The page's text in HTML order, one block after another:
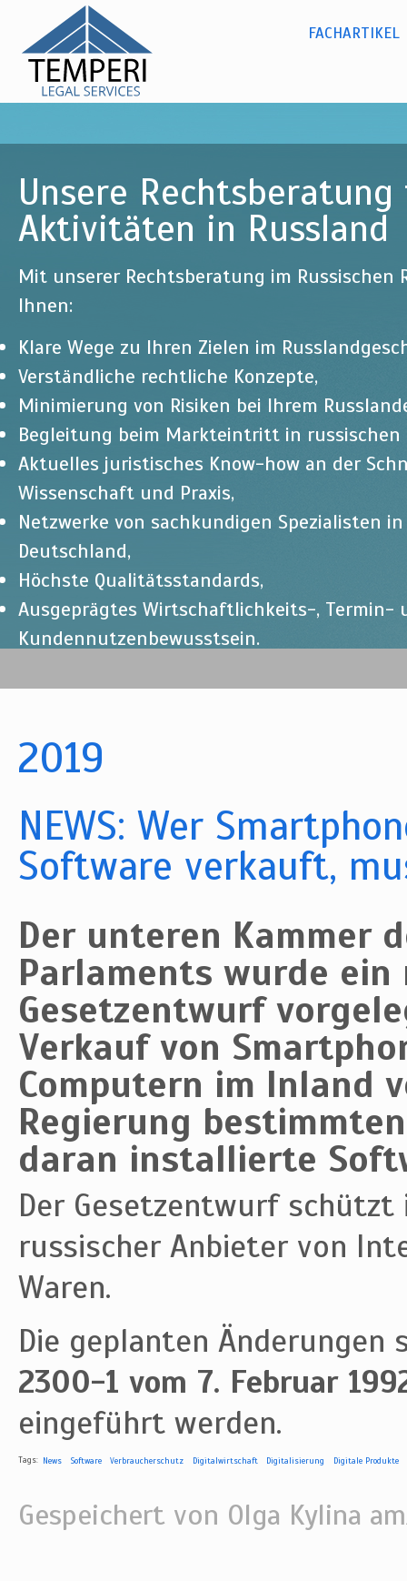
Dr. Olga
Kylina -
temperi
legal
services
Russisches Recht
HauptmenüFACHARTIKEL
Unsere
Aktivitäten in Russland
Mit unserer Rechtsberatung im Russischen
Ihnen:
Klare Wege zu Ihren Zielen im
Verständliche rechtliche Konzepte,
Minimierung von Risiken bei Ihrem
Begleitung beim Markteintritt in russischen
Aktuelles juristisches Know-how an der
Wissenschaft und Praxis,
Netzwerke von sachkundigen Spezialisten
Deutschland,
Höchste Qualitätsstandards,
Ausgeprägtes Wirtschaftlichkeits-, Termin-
Kundennutzenbewusstsein.
2019
NEWS: Wer
Software verkauft,
Der unteren Kammer
Parlaments wurde ein
Gesetzentwurf
Verkauf von
Computern im Inland
Regierung
daran installierte
Der Gesetzentwurf
russischer Anbieter von
Waren.
Die geplanten Änderungen
2300-1 vom 7. Februar
eingeführt werden.
Tags: News Software Verbraucherschutz Digitalwirtschaft Digitalisierung Digitale Produkte
Gespeichert von Olga Kylina